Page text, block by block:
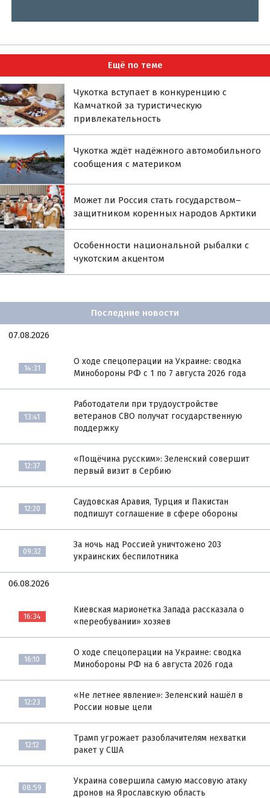
Ещё по теме
Чукотка вступает в конкуренцию с
Камчаткой за туристическую
привлекательность
Чукотка ждёт надёжного автомобильного
сообщения с материком
Может ли Россия стать государством–
защитником коренных народов Арктики
Особенности национальной рыбалки с
чукотским акцентом
Последние новости
07.08.2026
14:31
О ходе спецоперации на Украине: сводка
Минобороны РФ с 1 по 7 августа 2026 года
13:41
Работодатели при трудоустройстве
ветеранов СВО получат государственную
поддержку
12:37
«Пощёчина русским»: Зеленский совершит
первый визит в Сербию
12:20
Саудовская Аравия, Турция и Пакистан
подпишут соглашение в сфере обороны
09:32
За ночь над Россией уничтожено 203
украинских беспилотника
06.08.2026
16:34
Киевская марионетка Запада рассказала о
«переобувании» хозяев
16:10
О ходе спецоперации на Украине: сводка
Минобороны РФ на 6 августа 2026 года
12:23
«Не летнее явление»: Зеленский нашёл в
России новые цели
12:12
Трамп угрожает разоблачителям нехватки
ракет у США
08:59
Украина совершила самую массовую атаку
дронов на Ярославскую область